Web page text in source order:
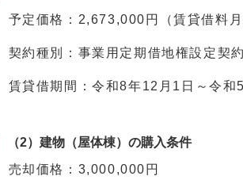
予定価格：2,673,000円（賃貸借料月
契約種別：事業用定期借地権設定契約
賃貸借期間：令和8年12月1日～令和
（2）建物（屋体棟）の購入条件
売却価格：3,000,000円